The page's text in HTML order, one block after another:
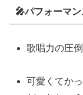
🎤パフォーマ
歌唱力の圧
可愛くてか